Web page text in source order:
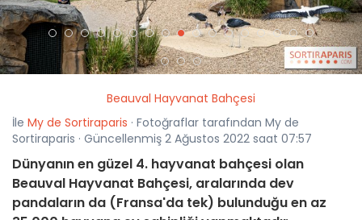
Beauval Hayvanat Bahçesi
İle My de Sortiraparis · Fotoğraflar tarafından My de
Sortiraparis · Güncellenmiş 2 Ağustos 2022 saat 07:57
Dünyanın en güzel 4. hayvanat bahçesi olan
Beauval Hayvanat Bahçesi, aralarında dev
pandaların da (Fransa'da tek) bulunduğu en az